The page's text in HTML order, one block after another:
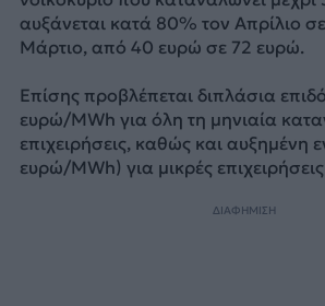
αυξάνεται κατά 80% τον Απρίλιο
Μάρτιο, από 40 ευρώ σε 72 ευρώ.
Επίσης προβλέπεται διπλάσια
ευρώ/MWh για όλη τη μηνιαία
επιχειρήσεις, καθώς και αυξημένη
ευρώ/MWh) για μικρές
ΔΙΑΦΗΜΙΣΗ